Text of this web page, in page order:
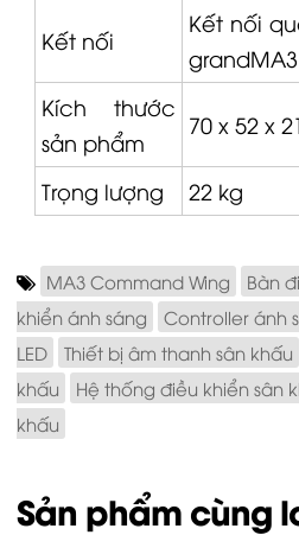
Kết nối
Kết nối
Kích thước
sản phẩm
70 x 52 x
Trọng lượng 22 kg
MA3 Command Wing Bàn
khiển ánh sáng
Controller ánh
LED
Thiết bị âm thanh sân khấu
khấu
Hệ thống điều khiển sân
khấu
Sản phẩm cùng